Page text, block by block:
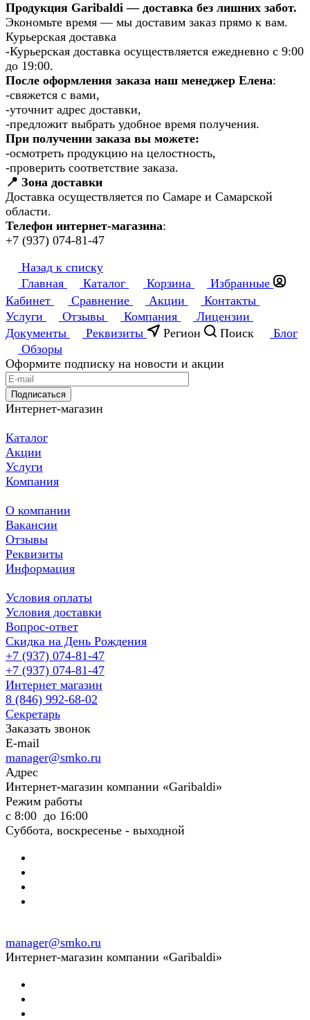
Продукция Garibaldi — доставка без лишних забот.
Экономьте время — мы доставим заказ прямо к вам.
Курьерская доставка
-Курьерская доставка осуществляется ежедневно с 9:00
до 19:00.
После оформления заказа наш менеджер Елена:
-свяжется с вами,
-уточнит адрес доставки,
-предложит выбрать удобное время получения.
При получении заказа вы можете:
-осмотреть продукцию на целостность,
-проверить соответствие заказа.
📍 Зона доставки
Доставка осуществляется по Самаре и Самарской
области.
Телефон интернет-магазина:
+7 (937) 074-81-47
Назад к списку
Главная
Каталог Корзина
Избранные
Кабинет
Сравнение Акции
Контакты
Услуги
Отзывы Компания
Лицензии
Документы
Реквизиты Регион Поиск
Блог
Обзоры
Оформите подписку на новости и акции
Подписаться
Интернет-магазин
Каталог
Акции
Услуги
Компания
О компании
Вакансии
Отзывы
Реквизиты
Информация
Условия оплаты
Условия доставки
Вопрос-ответ
Скидка на День Рождения
+7 (937) 074-81-47
+7 (937) 074-81-47
Интернет магазин
8 (846) 992-68-02
Секретарь
Заказать звонок
E-mail
manager@smko.ru
Адрес
Интернет-магазин компании «Garibaldi»
Режим работы
с 8:00 до 16:00
Суббота, воскресенье - выходной
manager@smko.ru
Интернет-магазин компании «Garibaldi»